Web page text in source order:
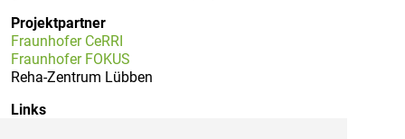
Projektpartner
Fraunhofer CeRRI
Fraunhofer FOKUS
Reha-Zentrum Lübben
Links